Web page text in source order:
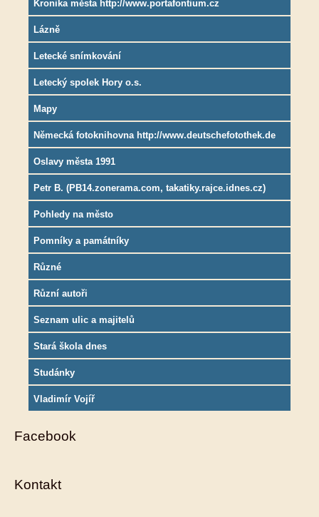
Kronika města http://www.portafontium.cz
Lázně
Letecké snímkování
Letecký spolek Hory o.s.
Mapy
Německá fotoknihovna http://www.deutschefotothek.de
Oslavy města 1991
Petr B. (PB14.zonerama.com, takatiky.rajce.idnes.cz)
Pohledy na město
Pomníky a památníky
Různé
Různí autoři
Seznam ulic a majitelů
Stará škola dnes
Studánky
Vladimír Vojíř
Facebook
Kontakt